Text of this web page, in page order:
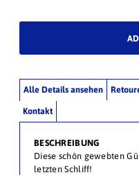
Alle Details ansehen
Kontakt
BESCHREIBUNG
Diese schön gewebten
letzten Schliff!